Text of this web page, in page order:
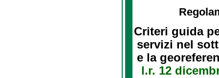
Criteri guida
servizi nel
e la
l.r. 12